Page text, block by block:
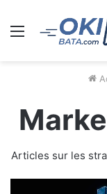
Menu
Articles sur les